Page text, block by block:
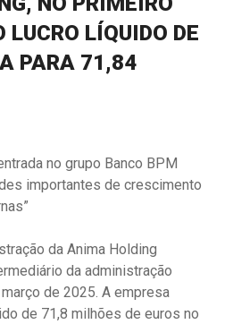
LUCRO LÍQUIDO DE
PARA 71,84
no grupo Banco BPM
importantes de crescimento
da Anima Holding
da administração
de 2025. A empresa
de 71,8 milhões de euros no